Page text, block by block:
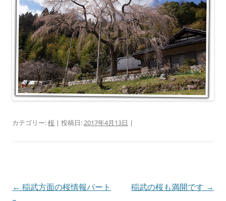
カテゴリー:桜 | 投稿日:2017年4月13日 |
投
← 稲武方面の桜情報パート
稲武の桜も満開です →